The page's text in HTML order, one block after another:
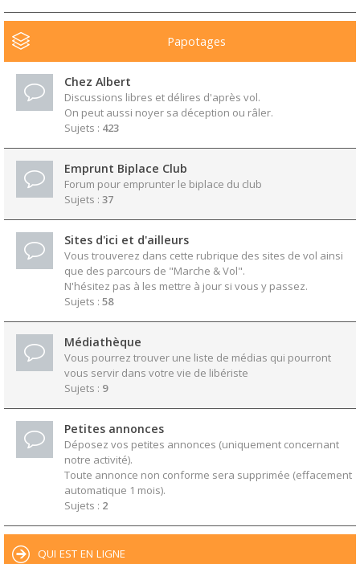
Papotages
Chez Albert
Discussions libres et délires d'après vol.
On peut aussi noyer sa déception ou râler.
Sujets : 423
Emprunt Biplace Club
Forum pour emprunter le biplace du club
Sujets : 37
Sites d'ici et d'ailleurs
Vous trouverez dans cette rubrique des sites de vol ainsi
que des parcours de "Marche & Vol".
N'hésitez pas à les mettre à jour si vous y passez.
Sujets : 58
Médiathèque
Vous pourrez trouver une liste de médias qui pourront
vous servir dans votre vie de libériste
Sujets : 9
Petites annonces
Déposez vos petites annonces (uniquement concernant
notre activité).
Toute annonce non conforme sera supprimée (effacement
automatique 1 mois).
Sujets : 2
QUI EST EN LIGNE